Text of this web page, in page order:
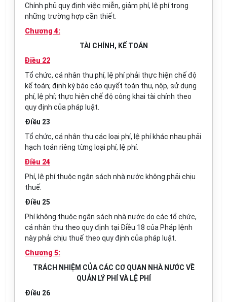
Chính phủ quy định việc miễn, giảm phí, lệ phí trong
những trường hợp cần thiết.
Chương 4:
TÀI CHÍNH, KẾ TOÁN
Điều 22
Tổ chức, cá nhân thu phí, lệ phí phải thực hiện chế độ
kế toán; định kỳ báo cáo quyết toán thu, nộp, sử dụng
phí, lệ phí; thực hiện chế độ công khai tài chính theo
quy định của pháp luật.
Điều 23
Tổ chức, cá nhân thu các loại phí, lệ phí khác nhau phải
hạch toán riêng từng loại phí, lệ phí.
Điều 24
Phí, lệ phí thuộc ngân sách nhà nước không phải chịu
thuế.
Điều 25
Phí không thuộc ngân sách nhà nước do các tổ chức,
cá nhân thu theo quy định tại Điều 18 của Pháp lệnh
này phải chịu thuế theo quy định của pháp luật.
Chương 5:
TRÁCH NHIỆM CỦA CÁC CƠ QUAN NHÀ NƯỚC VỀ
QUẢN LÝ PHÍ VÀ LỆ PHÍ
Điều 26